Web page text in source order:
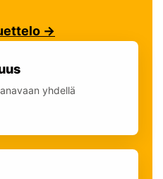
→
yhdellä